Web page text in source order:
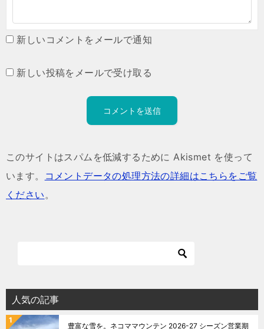
新しいコメントをメールで通知
新しい投稿をメールで受け取る
このサイトはスパムを低減するために Akismet を使って
います。
コメントデータの処理方法の詳細はこちらをご覧
ください。
人気の記事
豊富な雪を。ネコママウンテン 2026-27 シーズン営業期